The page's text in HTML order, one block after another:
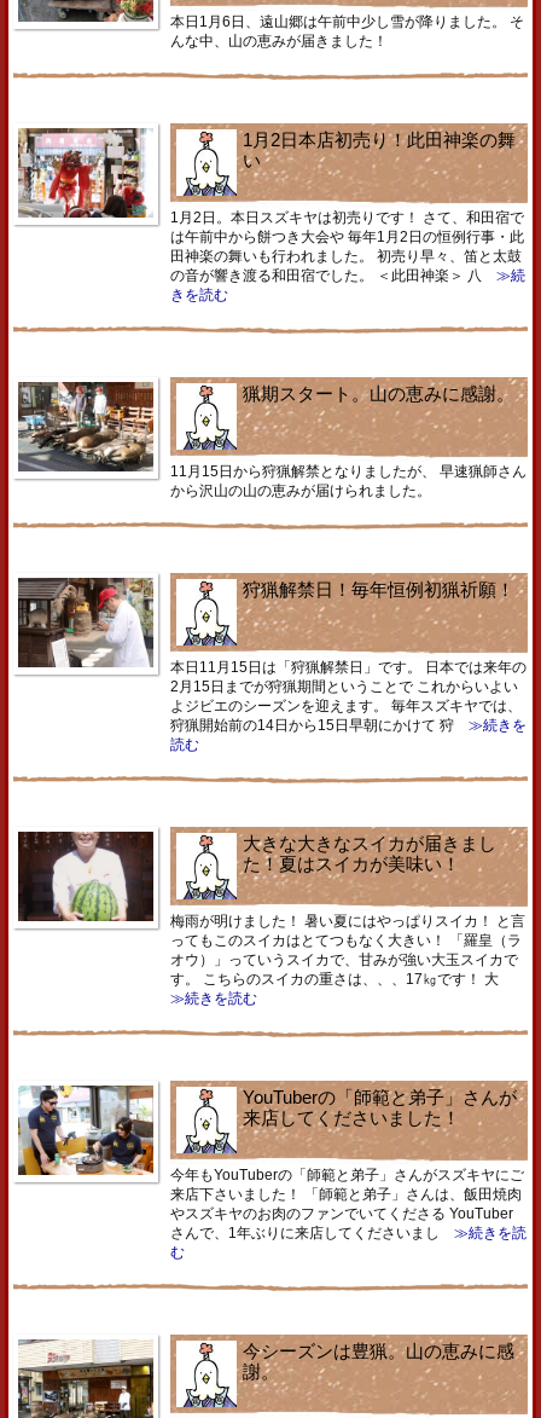
本日1月6日、遠山郷は午前中少し雪が降りました。 そ
んな中、山の恵みが届きました！
1月2日本店初売り！此田神楽の舞
い
1月2日。本日スズキヤは初売りです！ さて、和田宿で
は午前中から餅つき大会や 毎年1月2日の恒例行事・此
田神楽の舞いも行われました。 初売り早々、笛と太鼓
の音が響き渡る和田宿でした。 ＜此田神楽＞ 八
≫続
きを読む
猟期スタート。山の恵みに感謝。
11月15日から狩猟解禁となりましたが、 早速猟師さん
から沢山の山の恵みが届けられました。
狩猟解禁日！毎年恒例初猟祈願！
本日11月15日は「狩猟解禁日」です。 日本では来年の
2月15日までが狩猟期間ということで これからいよい
よジビエのシーズンを迎えます。 毎年スズキヤでは、
狩猟開始前の14日から15日早朝にかけて 狩 ≫続きを
読む
大きな大きなスイカが届きまし
た！夏はスイカが美味い！
梅雨が明けました！ 暑い夏にはやっぱりスイカ！ と言
ってもこのスイカはとてつもなく大きい！ 「羅皇（ラ
オウ）」っていうスイカで、甘みが強い大玉スイカで
す。 こちらのスイカの重さは、、、17㎏です！ 大
≫続きを読む
YouTuberの「師範と弟子」さんが
来店してくださいました！
今年もYouTuberの「師範と弟子」さんがスズキヤにご
来店下さいました！ 「師範と弟子」さんは、飯田焼肉
やスズキヤのお肉のファンでいてくださる YouTuber
さんで、1年ぶりに来店してくださいまし
≫続きを読
む
今シーズンは豊猟。山の恵みに感
謝。